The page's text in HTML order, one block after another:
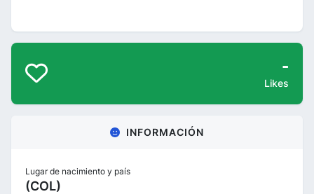
-
Likes
INFORMACIÓN
Lugar de nacimiento y país
(COL)